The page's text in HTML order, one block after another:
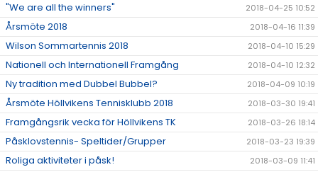
"We are all the winners" 2018-04-25 10:52
Årsmöte 2018 2018-04-16 11:39
Wilson Sommartennis 2018 2018-04-10 15:29
Nationell och Internationell Framgång 2018-04-10 12:32
Ny tradition med Dubbel Bubbel? 2018-04-09 10:19
Årsmöte Höllvikens Tennisklubb 2018 2018-03-30 19:41
Framgångsrik vecka för Höllvikens TK 2018-03-26 18:14
Påsklovstennis- Speltider/Grupper 2018-03-23 19:39
Roliga aktiviteter i påsk! 2018-03-09 11:41